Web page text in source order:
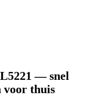
— snel
thuis